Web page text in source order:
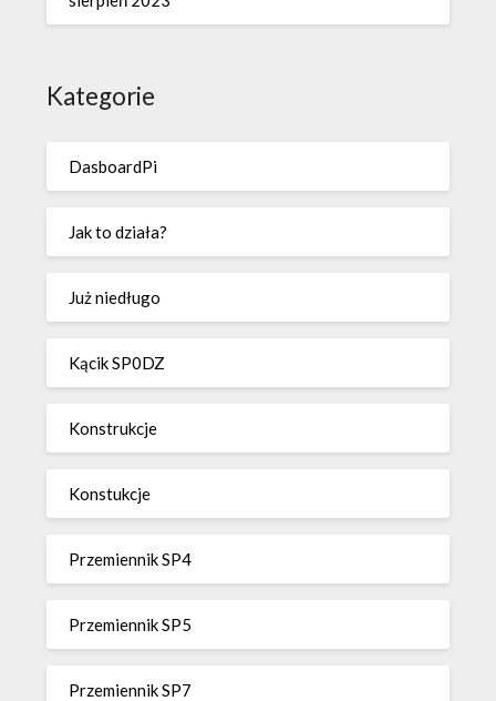
Kategorie
DasboardPi
Jak to działa?
Już niedługo
Kącik SP0DZ
Konstrukcje
Konstukcje
Przemiennik SP4
Przemiennik SP5
Przemiennik SP7